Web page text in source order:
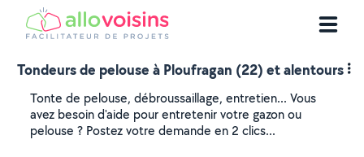
Tondeurs de pelouse à Ploufragan (22) et alentours
Tonte de pelouse, débroussaillage, entretien... Vous
avez besoin d'aide pour entretenir votre gazon ou
pelouse ? Postez votre demande en 2 clics...